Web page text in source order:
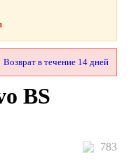
Возврат в течение 14 дней
BS
783